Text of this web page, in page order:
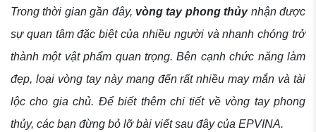
Trong thời gian gần đây, vòng tay phong thủynhận được
sự quan tâm đặc biệt của nhiều người và nhanh chóng trở
thành một vật phẩm quan trọng. Bên cạnh chức năng làm
đẹp, loại vòng tay này mang đến rất nhiều may mắn và tài
lộc cho gia chủ. Để biết thêm chi tiết về vòng tay phong
thủy, các bạn đừng bỏ lỡ bài viết sau đây của EPVINA.